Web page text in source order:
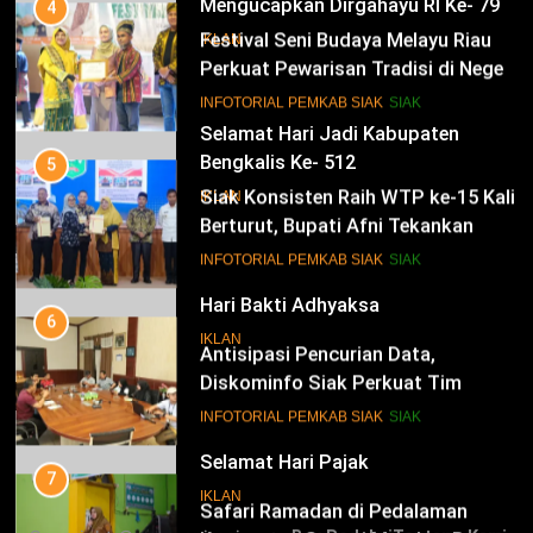
Mengucapkan Dirgahayu RI Ke- 79
IKLAN
14
Selamat Hari Jadi Kabupaten
Bengkalis Ke- 512
IKLAN
15
Hari Bakti Adhyaksa
IKLAN
16
Selamat Hari Pajak
IKLAN
4
Festival Seni Budaya Melayu Riau
Perkuat Pewarisan Tradisi di Negeri
Istana
INFOTORIAL PEMKAB SIAK SIAK
5
Siak Konsisten Raih WTP ke-15 Kali
Berturut, Bupati Afni Tekankan
Penguatan Tata Kelola Keuangan
INFOTORIAL PEMKAB SIAK SIAK
6
Antisipasi Pencurian Data,
Diskominfo Siak Perkuat Tim
Tanggap Insiden Siber Mendukung
INFOTORIAL PEMKAB SIAK SIAK
7
Safari Ramadan di Pedalaman